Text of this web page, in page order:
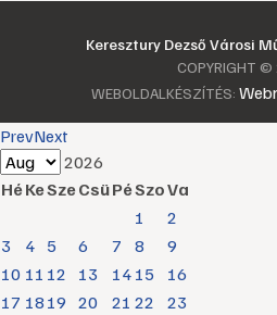
Keresztury Dezső Városi
COPYRIGHT
WEBOLDALKÉSZÍTÉS:
PrevNext
2026
HéKeSzeCsüPéSzoVa
1
2
3
4 5 6 7 8
9
10 11 12 13 14 15
16
17 18 19 20 21 22 23